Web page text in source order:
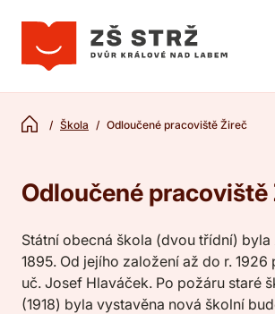
Škola Odloučené pracoviště Žireč
Odloučené pracoviště
Státní obecná škola (dvou třídní) byla
1895. Od jejího založení až do r. 1926
uč. Josef Hlaváček. Po požáru staré
(1918) byla vystavěna nová školní